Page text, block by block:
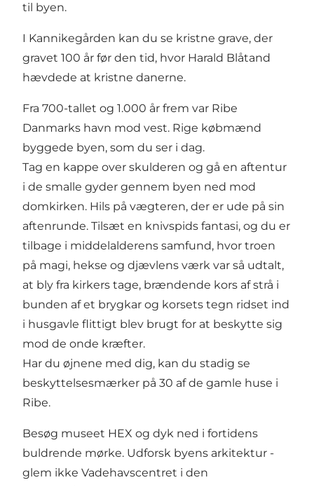
til byen.
I Kannikegården kan du se kristne grave, der
gravet 100 år før den tid, hvor Harald Blåtand
hævdede at kristne danerne.
Fra 700-tallet og 1.000 år frem var Ribe
Danmarks havn mod vest. Rige købmænd
byggede byen, som du ser i dag.
Tag en kappe over skulderen og gå en aftentur
i de smalle gyder gennem byen ned mod
domkirken. Hils på vægteren, der er ude på sin
aftenrunde. Tilsæt en knivspids fantasi, og du er
tilbage i middelalderens samfund, hvor troen
på magi, hekse og djævlens værk var så udtalt,
at bly fra kirkers tage, brændende kors af strå i
bunden af et brygkar og korsets tegn ridset ind
i husgavle flittigt blev brugt for at beskytte sig
mod de onde kræfter.
Har du øjnene med dig, kan du stadig se
beskyttelsesmærker på 30 af de gamle huse i
Ribe.
Besøg museet HEX og dyk ned i fortidens
buldrende mørke. Udforsk byens arkitektur -
glem ikke Vadehavscentret i den